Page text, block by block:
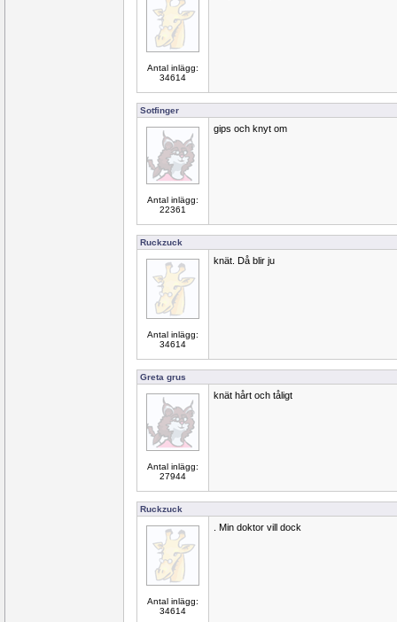
Antal inlägg:
34614
Sotfinger
Antal inlägg:
22361
gips och knyt om
Ruckzuck
Antal inlägg:
34614
knät. Då blir ju
Greta grus
Antal inlägg:
27944
knät hårt och tåligt
Ruckzuck
Antal inlägg:
34614
. Min doktor vill dock